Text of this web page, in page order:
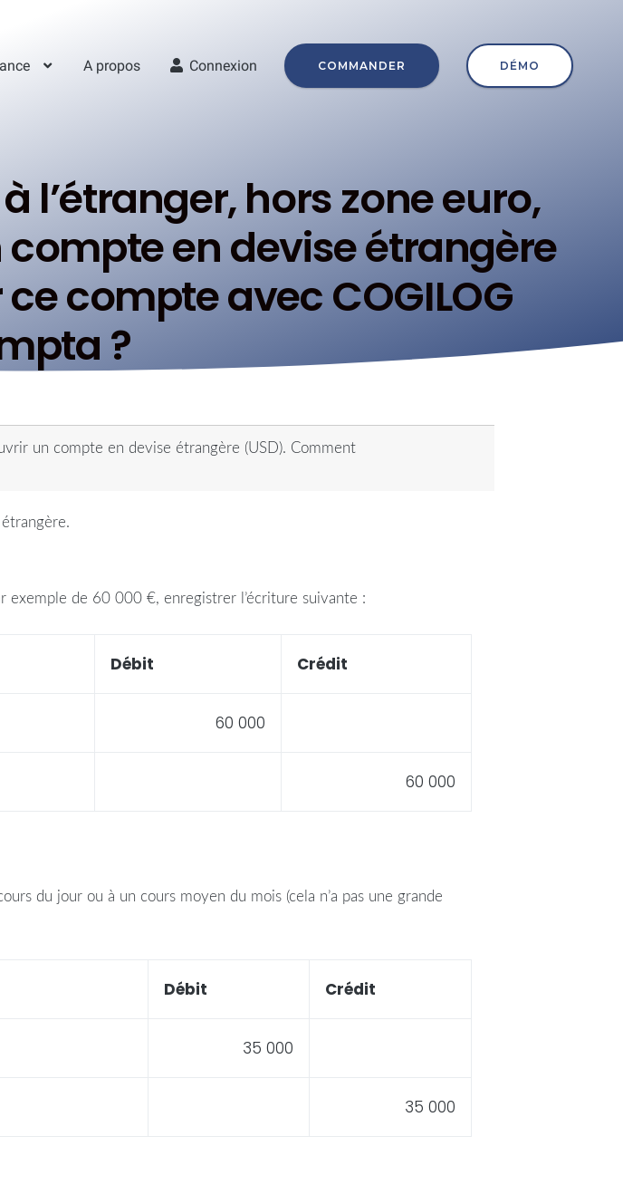
A propos Connexion COMMANDER DÉMO
l’étranger, hors zone euro,
compte en devise étrangère
compte avec COGILOG
?
un compte en devise étrangère (USD). Comment
étrangère.
exemple de 60 000 €, enregistrer l’écriture suivante :
Débit Crédit
60 000
60 000
du jour ou à un cours moyen du mois (cela n’a pas une grande
Débit Crédit
35 000
35 000